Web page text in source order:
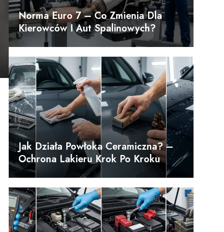
Norma Euro 7 – Co Zmienia Dla
Kierowców I Aut Spalinowych?
Jak Działa Powłoka Ceramiczna? –
Ochrona Lakieru Krok Po Kroku